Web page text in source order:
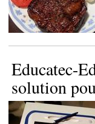
Educatec-
solution